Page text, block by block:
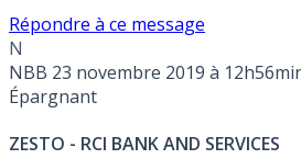
Répondre à ce message
N
NBB 23 novembre 2019 à
Épargnant
ZESTO - RCI BANK AND SERVICES